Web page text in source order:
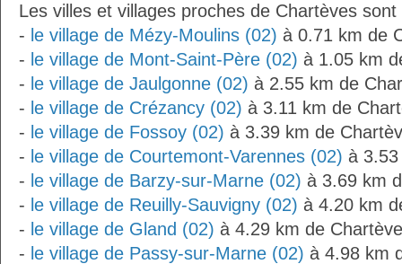
Les villes et villages proches de Chartèves sont
- le village de Mézy-Moulins (02) à 0.71 km de
- le village de Mont-Saint-Père (02) à 1.05 km
- le village de Jaulgonne (02) à 2.55 km de
- le village de Crézancy (02) à 3.11 km de
- le village de Fossoy (02) à 3.39 km de
- le village de Courtemont-Varennes (02) à
- le village de Barzy-sur-Marne (02) à 3.69 km
- le village de Reuilly-Sauvigny (02) à 4.20 km
- le village de Gland (02) à 4.29 km de
- le village de Passy-sur-Marne (02) à 4.98 km